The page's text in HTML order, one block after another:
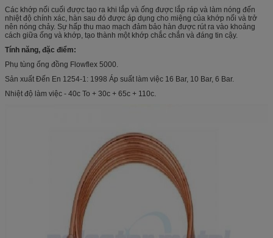
Các khớp nối cuối được tạo ra khi lắp và ống được lắp ráp và làm nóng đến
nhiệt độ chính xác, hàn sau đó được áp dụng cho miệng của khớp nối và trở
nên nóng chảy. Sự hấp thu mao mạch đảm bảo hàn được rút ra vào khoảng
cách giữa ống và khớp, tạo thành một khớp chắc chắn và đáng tin cậy.
Tính năng, đặc điểm:
Phụ tùng ống đồng Flowflex 5000.
Sản xuất Đến En 1254-1: 1998 Áp suất làm việc 16 Bar, 10 Bar, 6 Bar.
Nhiệt độ làm việc - 40c To + 30c + 65c + 110c.